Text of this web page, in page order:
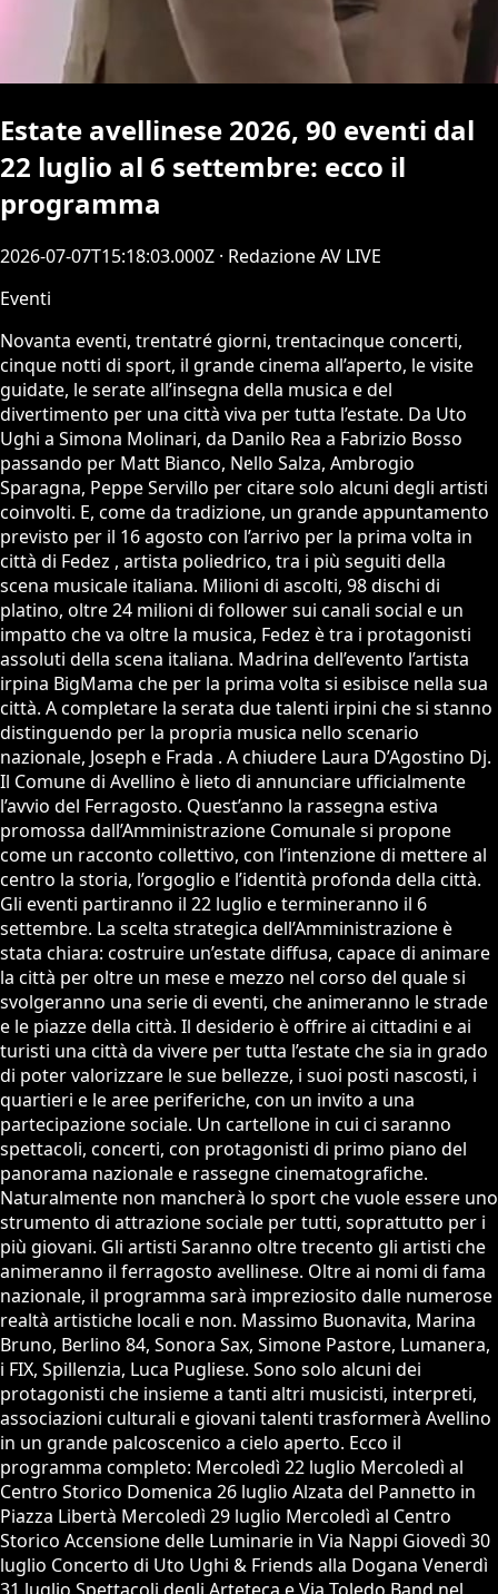
Estate avellinese 2026, 90 eventi dal
22 luglio al 6 settembre: ecco il
programma
2026-07-07T15:18:03.000Z · Redazione AV LIVE
Eventi
Novanta eventi, trentatré giorni, trentacinque concerti,
cinque notti di sport, il grande cinema all’aperto, le visite
guidate, le serate all’insegna della musica e del
divertimento per una città viva per tutta l’estate. Da Uto
Ughi a Simona Molinari, da Danilo Rea a Fabrizio Bosso
passando per Matt Bianco, Nello Salza, Ambrogio
Sparagna, Peppe Servillo per citare solo alcuni degli artisti
coinvolti. E, come da tradizione, un grande appuntamento
previsto per il 16 agosto con l’arrivo per la prima volta in
città di Fedez , artista poliedrico, tra i più seguiti della
scena musicale italiana. Milioni di ascolti, 98 dischi di
platino, oltre 24 milioni di follower sui canali social e un
impatto che va oltre la musica, Fedez è tra i protagonisti
assoluti della scena italiana. Madrina dell’evento l’artista
irpina BigMama che per la prima volta si esibisce nella sua
città. A completare la serata due talenti irpini che si stanno
distinguendo per la propria musica nello scenario
nazionale, Joseph e Frada . A chiudere Laura D’Agostino Dj.
Il Comune di Avellino è lieto di annunciare ufficialmente
l’avvio del Ferragosto. Quest’anno la rassegna estiva
promossa dall’Amministrazione Comunale si propone
come un racconto collettivo, con l’intenzione di mettere al
centro la storia, l’orgoglio e l’identità profonda della città.
Gli eventi partiranno il 22 luglio e termineranno il 6
settembre. La scelta strategica dell’Amministrazione è
stata chiara: costruire un’estate diffusa, capace di animare
la città per oltre un mese e mezzo nel corso del quale si
svolgeranno una serie di eventi, che animeranno le strade
e le piazze della città. Il desiderio è offrire ai cittadini e ai
turisti una città da vivere per tutta l’estate che sia in grado
di poter valorizzare le sue bellezze, i suoi posti nascosti, i
quartieri e le aree periferiche, con un invito a una
partecipazione sociale. Un cartellone in cui ci saranno
spettacoli, concerti, con protagonisti di primo piano del
panorama nazionale e rassegne cinematografiche.
Naturalmente non mancherà lo sport che vuole essere uno
strumento di attrazione sociale per tutti, soprattutto per i
più giovani. Gli artisti Saranno oltre trecento gli artisti che
animeranno il ferragosto avellinese. Oltre ai nomi di fama
nazionale, il programma sarà impreziosito dalle numerose
realtà artistiche locali e non. Massimo Buonavita, Marina
Bruno, Berlino 84, Sonora Sax, Simone Pastore, Lumanera,
i FIX, Spillenzia, Luca Pugliese. Sono solo alcuni dei
protagonisti che insieme a tanti altri musicisti, interpreti,
associazioni culturali e giovani talenti trasformerà Avellino
in un grande palcoscenico a cielo aperto. Ecco il
programma completo: Mercoledì 22 luglio Mercoledì al
Centro Storico Domenica 26 luglio Alzata del Pannetto in
Piazza Libertà Mercoledì 29 luglio Mercoledì al Centro
Storico Accensione delle Luminarie in Via Nappi Giovedì 30
luglio Concerto di Uto Ughi & Friends alla Dogana Venerdì